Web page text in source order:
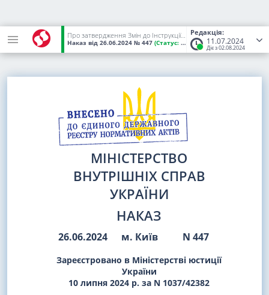
Редакція:
11.07.2024
Діє з 02.08.2024
Про затвердження Змін до Інструкції з організації діяльності чергової служби в Національній поліції України
Наказ від 26.06.2024 № 447 (Статус:
МІНІСТЕРСТВО
ВНУТРІШНІХ СПРАВ
УКРАЇНИ
НАКАЗ
26.06.2024 м. Київ N 447
Зареєстровано в Міністерстві юстиції
України
10 липня 2024 р. за N 1037/42382